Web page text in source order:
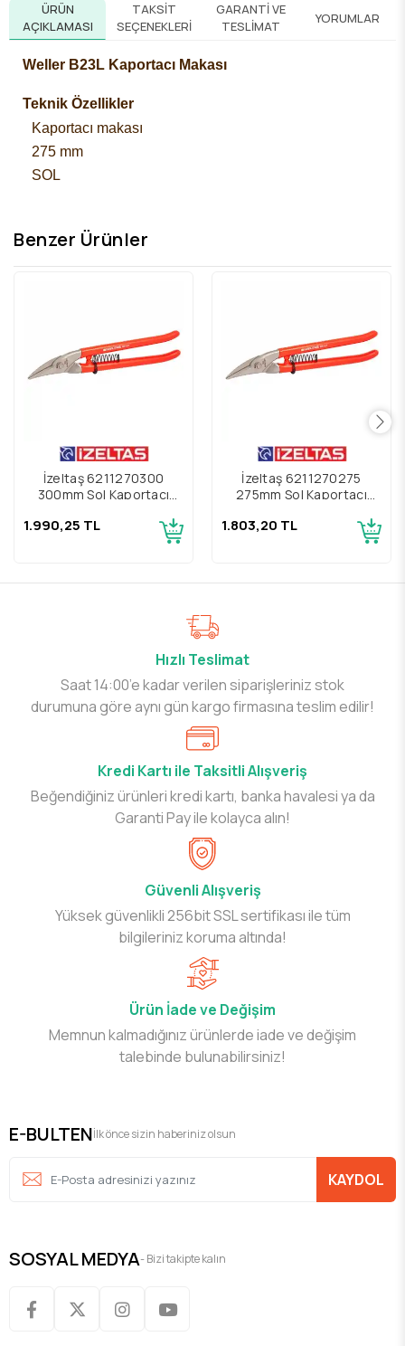
ÜRÜN
AÇIKLAMASI
TAKSIT
SEÇENEKLERI
GARANTI VE
TESLIMAT
YORUMLAR
Weller B23L Kaportacı Makası
Teknik Özellikler
Kaportacı makası
275 mm
SOL
Benzer Ürünler
İzeltaş 6211270300
300mm Sol Kaportacı
1.990,25 TL
İzeltaş 6211270275
275mm Sol Kaportacı
1.803,20 TL
Hızlı Teslimat
Saat 14:00’e kadar verilen siparişleriniz stok
durumuna göre aynı gün kargo firmasına teslim edilir!
Kredi Kartı ile Taksitli Alışveriş
Beğendiğiniz ürünleri kredi kartı, banka havalesi ya da
Garanti Pay ile kolayca alın!
Güvenli Alışveriş
Yüksek güvenlikli 256bit SSL sertifikası ile tüm
bilgileriniz koruma altında!
Ürün İade ve Değişim
Memnun kalmadığınız ürünlerde iade ve değişim
talebinde bulunabilirsiniz!
E-BULTENİlk önce sizin haberiniz olsun
KAYDOL
SOSYAL MEDYA- Bizi takipte kalın